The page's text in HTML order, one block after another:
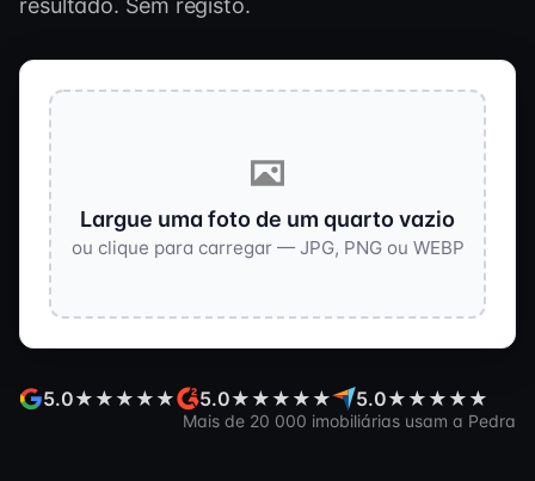
resultado. Sem registo.
Largue uma foto de um quarto vazio
ou clique para carregar — JPG, PNG ou WEBP
5.0★★★★★ 5.0★★★★★ 5.0★★★★★
Mais de 20 000 imobiliárias usam a Pedra